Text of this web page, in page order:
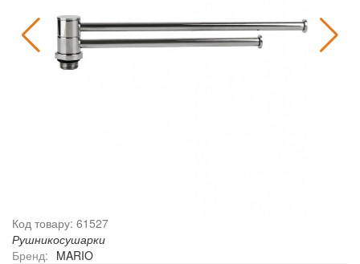
Код товару: 61527
Рушникосушарки
Бренд: MARIO